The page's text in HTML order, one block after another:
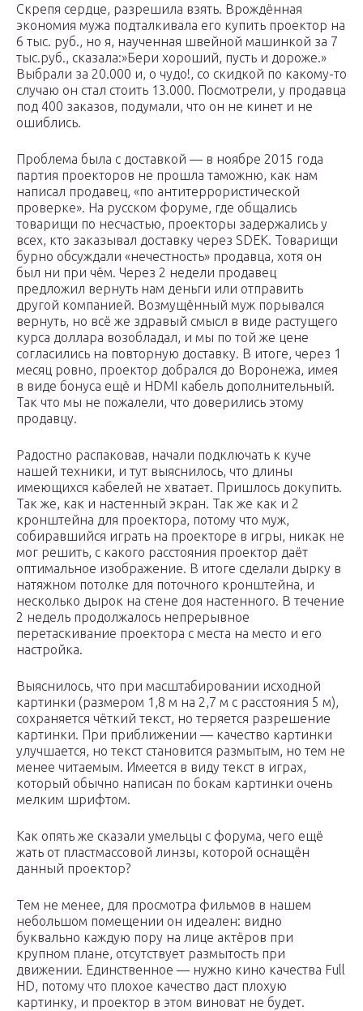
Скрепя сердце, разрешила взять. Врождённая
экономия мужа подталкивала его купить проектор на
6 тыс. руб., но я, наученная швейной машинкой за 7
тыс.руб., сказала:»Бери хороший, пусть и дороже.»
Выбрали за 20.000 и, о чудо!, со скидкой по какому-то
случаю он стал стоить 13.000. Посмотрели, у продавца
под 400 заказов, подумали, что он не кинет и не
ошиблись.
Проблема была с доставкой — в ноябре 2015 года
партия проекторов не прошла таможню, как нам
написал продавец, «по антитеррористической
проверке». На русском форуме, где общались
товарищи по несчастью, проекторы задержались у
всех, кто заказывал доставку через SDEK. Товарищи
бурно обсуждали «нечестность» продавца, хотя он
был ни при чём. Через 2 недели продавец
предложил вернуть нам деньги или отправить
другой компанией. Возмущённый муж порывался
вернуть, но всё же здравый смысл в виде растущего
курса доллара возобладал, и мы по той же цене
согласились на повторную доставку. В итоге, через 1
месяц ровно, проектор добрался до Воронежа, имея
в виде бонуса ещё и HDMI кабель дополнительный.
Так что мы не пожалели, что доверились этому
продавцу.
Радостно распаковав, начали подключать к куче
нашей техники, и тут выяснилось, что длины
имеющихся кабелей не хватает. Пришлось докупить.
Так же, как и настенный экран. Так же как и 2
кронштейна для проектора, потому что муж,
собиравшийся играть на проекторе в игры, никак не
мог решить, с какого расстояния проектор даёт
оптимальное изображение. В итоге сделали дырку в
натяжном потолке для поточного кронштейна, и
несколько дырок на стене доя настенного. В течение
2 недель продолжалось непрерывное
перетаскивание проектора с места на место и его
настройка.
Выяснилось, что при масштабировании исходной
картинки (размером 1,8 м на 2,7 м с расстояния 5 м),
сохраняется чёткий текст, но теряется разрешение
картинки. При приближении — качество картинки
улучшается, но текст становится размытым, но тем не
менее читаемым. Имеется в виду текст в играх,
который обычно написан по бокам картинки очень
мелким шрифтом.
Как опять же сказали умельцы с форума, чего ещё
жать от пластмассовой линзы, которой оснащён
данный проектор?
Тем не менее, для просмотра фильмов в нашем
небольшом помещении он идеален: видно
буквально каждую пору на лице актёров при
крупном плане, отсутствует размытость при
движении. Единственное — нужно кино качества Full
HD, потому что плохое качество даст плохую
картинку, и проектор в этом виноват не будет.